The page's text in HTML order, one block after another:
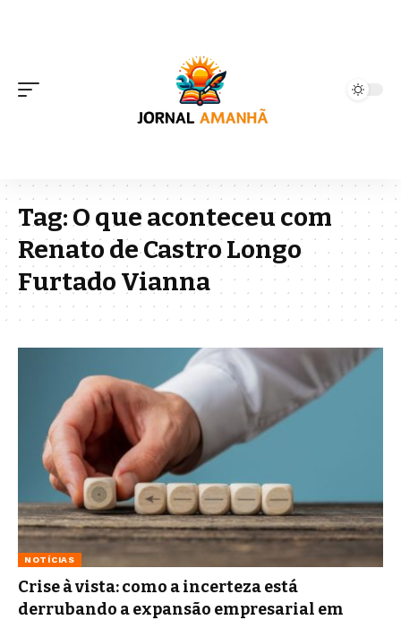
Tag:O que aconteceu com
Renato de Castro Longo
Furtado Vianna
NOTÍCIAS
Crise à vista: como a incerteza está
derrubando a expansão empresarial em